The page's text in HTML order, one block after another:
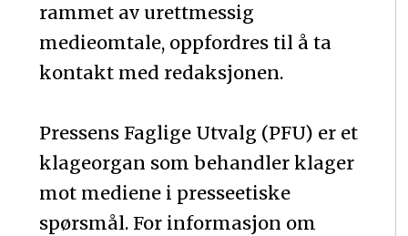
rammet av urettmessig
medieomtale, oppfordres til å ta
kontakt med redaksjonen.
Pressens Faglige Utvalg (PFU) er et
klageorgan som behandler klager
mot mediene i presseetiske
spørsmål. For informasjon om